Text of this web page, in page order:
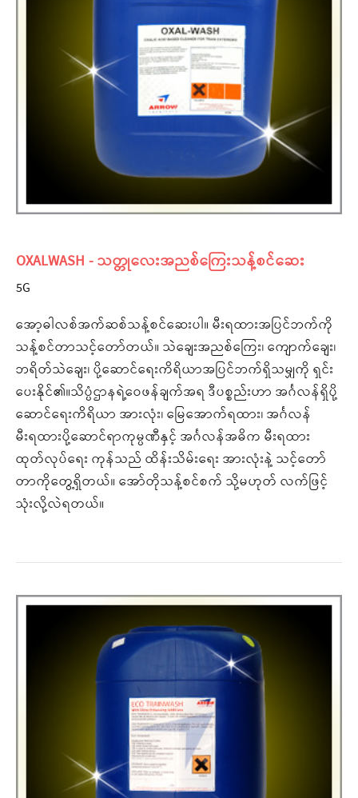
OXALWASH - သတ္တုလေးအညစ်ကြေးသန့်စင်ဆေး
5G
အော့ဓါလစ်အက်ဆစ်သန့်စင်ဆေးပါ။ မီးရထားအပြင်ဘက်ကို
သန့်စင်တာသင့်တော်တယ်။ သဲချေးအညစ်ကြေး၊ ကျောက်ချေး၊
ဘရိတ်သဲချေး၊ ပို့ဆောင်ရေးကိရိယာအပြင်ဘက်ရှိသမျှကို ရှင်း
ပေးနိုင်၏။သိပ္ပံဌာနရဲ့ဝေဖန်ချက်အရ ဒီပစ္စည်းဟာ အင်္ဂလန်ရှိပို့
ဆောင်ရေးကိရိယာ အားလုံး၊ မြေအောက်ရထား၊ အင်္ဂလန်
မီးရထားပို့ဆောင်ရာကုမ္ပဏီနှင့် အင်္ဂလန်အဓိက မီးရထား
ထုတ်လုပ်ရေး ကုန်သည် ထိန်းသိမ်းရေး အားလုံးနဲ့ သင့်တော်
တာကိုတွေ့ရှိတယ်။ အော်တိုသန့်စင်စက် သို့မဟုတ် လက်ဖြင့်
သုံးလို့လဲရတယ်။